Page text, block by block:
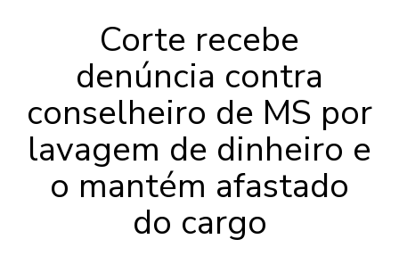
Corte recebe
denúncia contra
conselheiro de MS por
lavagem de dinheiro e
o mantém afastado
do cargo